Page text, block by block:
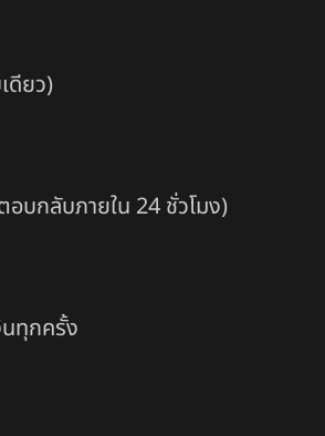
ดียว)
อบกลับภายใน 24 ชั่วโมง)
ทุกครั้ง